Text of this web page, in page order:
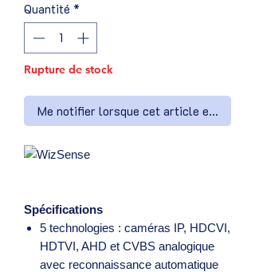
Quantité *
Rupture de stock
Me notifier lorsque cet article est
Spécifications
5 technologies : caméras IP, HDCVI,
HDTVI, AHD et CVBS analogique
avec reconnaissance automatique